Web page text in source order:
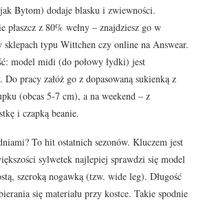
Bytom) dodaje blasku i zwiewności.
płaszcz z 80% wełny – znajdziesz go w
sklepach typu Wittchen czy online na Answear.
model midi (do połowy łydki) jest
pracy załóż go z dopasowaną sukienką z
(obcas 5-7 cm), a na weekend – z
i czapką beanie.
To hit ostatnich sezonów. Kluczem jest
sylwetek najlepiej sprawdzi się model
szeroką nogawką (tzw. wide leg). Długość
się materiału przy kostce. Takie spodnie